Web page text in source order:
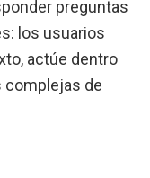
preguntas
los usuarios
actúe dentro
complejas de